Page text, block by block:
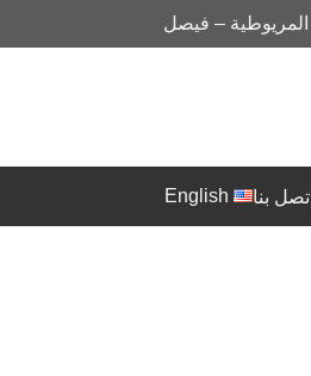
المريوطية – فيصل
اتصل بنا English